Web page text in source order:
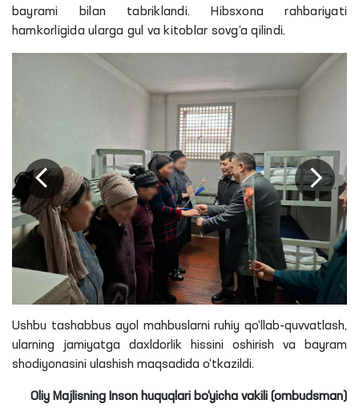
bayrami bilan tabriklandi. Hibsxona rahbariyati
hamkorligida ularga gul va kitoblar sovg‘a qilindi.
Ushbu tashabbus ayol mahbuslarni ruhiy qo‘llab-quvvatlash,
ularning jamiyatga daxldorlik hissini oshirish va bayram
shodiyonasini ulashish maqsadida o‘tkazildi.
Oliy Majlisning Inson huquqlari bo‘yicha vakili (ombudsman)